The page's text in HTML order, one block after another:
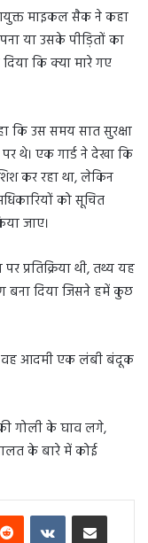
माइकल सैक ने कहा
या उसके पीड़ितों का
कि क्या मारे गए
उस समय सात सुरक्षा
थे। एक गार्ड ने देखा कि
कर रहा था, लेकिन
को सूचित
जाए।
प्रतिक्रिया थी, तथ्य यह
बना दिया जिसने हमें कुछ
वह आदमी एक लंबी बंदूक
गोली के घाव लगे,
के बारे में कोई
Reddit VKontakteShare via Email